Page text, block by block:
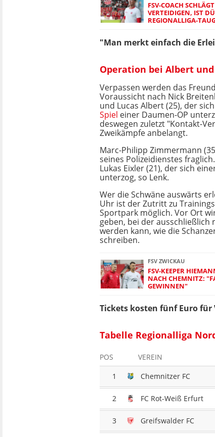
FSV-COACH
VERTEIDIGEN, IST
REGIONALLIGA-
"Man merkt einfach die
Operation bei Albert
Verpassen werden das
Voraussicht nach Nick
und Lucas Albert (25), der
Spiel einer Daumen-OP
deswegen zuletzt "Kontakt-
Zweikämpfe anbelangt.
Marc-Philipp Zimmermann
seines Polizeidienstes
Lukas Eixler (21), der sich
unterzog, so Lenk.
Wer die Schwäne auswärts
Uhr ist der Zutritt zu
Sportpark möglich. Vor Ort
geben, bei der ausschließlich
werden kann, wie die
schreiben.
FSV ZWICKAU
FSV-KEEPER
NACH CHEMNITZ:
GEWINNEN"
Tickets kosten fünf Euro
Tabelle Regionalliga
POS VEREIN
1
Chemnitzer FC
2 FC Rot-Weiß Erfurt
3 Greifswalder FC